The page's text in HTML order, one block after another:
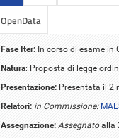
OpenData
Fase Iter: In corso di esame in
Natura: Proposta di legge
Presentazione: Presentata il 2
Relatori: in Commissione:
Assegnazione: Assegnatoalla